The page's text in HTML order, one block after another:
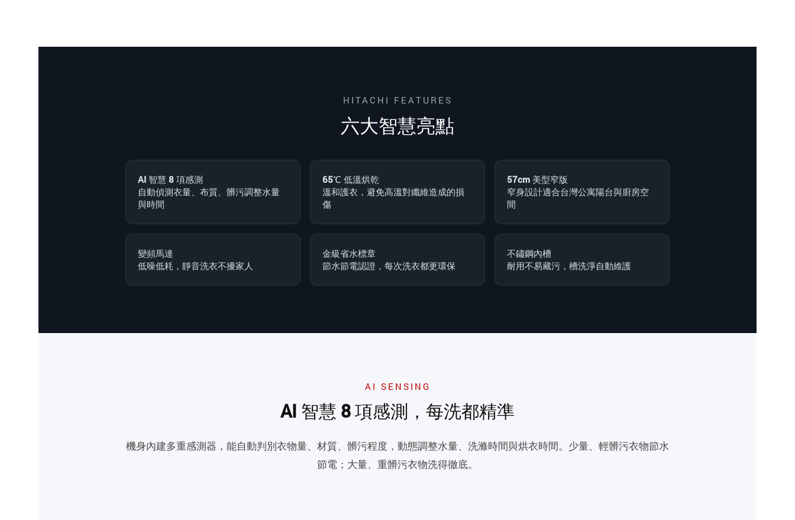
HITACHI FEATURES
六大智慧亮點
AI 智慧 8 項感測
自動偵測衣量、布質、髒污調整水量
與時間
65℃ 低溫烘乾
溫和護衣，避免高溫對纖維造成的損
傷
57cm 美型窄版
窄身設計適合台灣公寓陽台與廚房空
間
變頻馬達
低噪低耗，靜音洗衣不擾家人
金級省水標章
節水節電認證，每次洗衣都更環保
不鏽鋼內槽
耐用不易藏污，槽洗淨自動維護
AI SENSING
AI 智慧 8 項感測，每洗都精準
機身內建多重感測器，能自動判別衣物量、材質、髒污程度，動態調整水量、洗滌時間與烘衣時間。少量、輕髒污衣物節水
節電；大量、重髒污衣物洗得徹底。